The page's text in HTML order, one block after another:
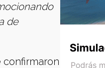
de
confirmaron